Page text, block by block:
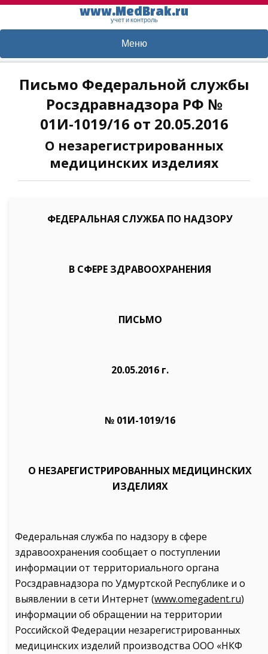
www.MedBrak.ru
учет и контроль
Меню
Письмо Федеральной службы
Росздравнадзора РФ №
01И-1019/16 от 20.05.2016
О незарегистрированных
медицинских изделиях
ФЕДЕРАЛЬНАЯ СЛУЖБА ПО НАДЗОРУ
В СФЕРЕ ЗДРАВООХРАНЕНИЯ
ПИСЬМО
20.05.2016 г.
№ 01И-1019/16
О НЕЗАРЕГИСТРИРОВАННЫХ МЕДИЦИНСКИХ
ИЗДЕЛИЯХ
Федеральная служба по надзору в сфере
здравоохранения сообщает о поступлении
информации от территориального органа
Росздравнадзора по Удмуртской Республике и о
выявлении в сети Интернет (www.omegadent.ru)
информации об обращении на территории
Российской Федерации незарегистрированных
медицинских изделий производства ООО «НКФ